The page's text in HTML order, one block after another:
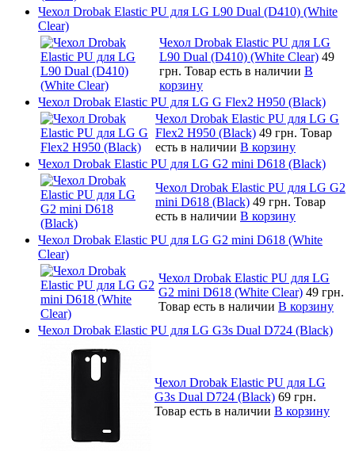
Чехол Drobak Elastic PU для LG L90 Dual (D410) (White
Clear)
Чехол Drobak Elastic PU для LG
L90 Dual (D410) (White Clear) 49
грн. Товар есть в наличии В
корзину
Чехол Drobak Elastic PU для LG G Flex2 H950 (Black)
Чехол Drobak Elastic PU для LG G
Flex2 H950 (Black) 49 грн. Товар
есть в наличии В корзину
Чехол Drobak Elastic PU для LG G2 mini D618 (Black)
Чехол Drobak Elastic PU для LG G2
mini D618 (Black) 49 грн. Товар
есть в наличии В корзину
Чехол Drobak Elastic PU для LG G2 mini D618 (White
Clear)
Чехол Drobak Elastic PU для LG
G2 mini D618 (White Clear) 49 грн.
Товар есть в наличии В корзину
Чехол Drobak Elastic PU для LG G3s Dual D724 (Black)
Чехол Drobak Elastic PU для LG
G3s Dual D724 (Black) 69 грн.
Товар есть в наличии В корзину